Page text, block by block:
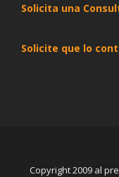
Solicita una
Solicite que lo
Copyright 2009 al